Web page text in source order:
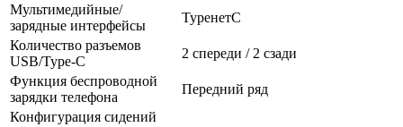
Мультимедийные/
зарядные интерфейсы
TypeнетC
Количество разъемов
USB/Type-C
2 спереди / 2 сзади
Функция беспроводной
зарядки телефона
Передний ряд
Конфигурация сидений